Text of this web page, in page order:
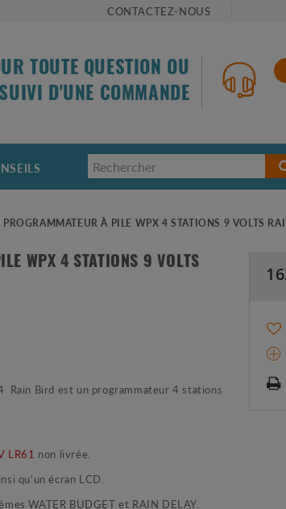
CONTACTEZ-NOUS
TOUTE QUESTION OU
SUIVI D'UNE COMMANDE
PROGRAMMATEUR À PILE WPX 4 STATIONS 9 VOLTS
WPX 4 STATIONS 9 VOLTS
Rain Bird est un programmateur 4 stations
LR61 non livrée.
qu'un écran LCD.
WATER BUDGET et RAIN DELAY.